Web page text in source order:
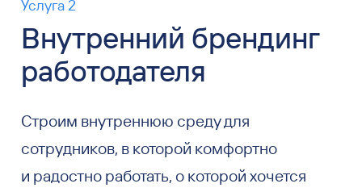
Услуга 2
Внутренний брендинг
работодателя
Строим внутреннюю среду для
сотрудников, в которой комфортно
и радостно работать, о которой хочется